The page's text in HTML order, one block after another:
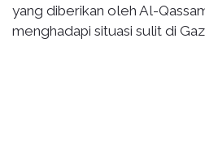
yang diberikan oleh Al-
menghadapi situasi sulit di